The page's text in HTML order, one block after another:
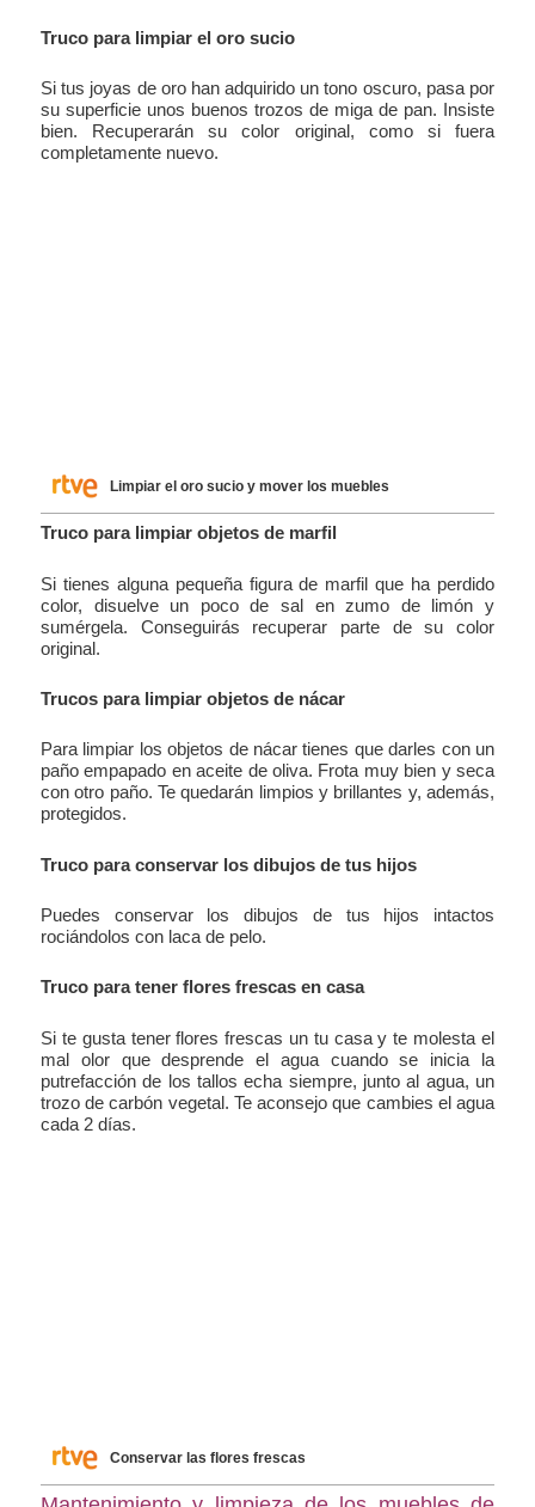
Truco para limpiar el oro sucio
Si tus joyas de oro han adquirido un tono oscuro, pasa por
su superficie unos buenos trozos de miga de pan. Insiste
bien. Recuperarán su color original, como si fuera
completamente nuevo.
Limpiar el oro sucio y mover los muebles
Truco para limpiar objetos de marfil
Si tienes alguna pequeña figura de marfil que ha perdido
color, disuelve un poco de sal en zumo de limón y
sumérgela. Conseguirás recuperar parte de su color
original.
Trucos para limpiar objetos de nácar
Para limpiar los objetos de nácar tienes que darles con un
paño empapado en aceite de oliva. Frota muy bien y seca
con otro paño. Te quedarán limpios y brillantes y, además,
protegidos.
Truco para conservar los dibujos de tus hijos
Puedes conservar los dibujos de tus hijos intactos
rociándolos con laca de pelo.
Truco para tener flores frescas en casa
Si te gusta tener flores frescas un tu casa y te molesta el
mal olor que desprende el agua cuando se inicia la
putrefacción de los tallos echa siempre, junto al agua, un
trozo de carbón vegetal. Te aconsejo que cambies el agua
cada 2 días.
Conservar las flores frescas